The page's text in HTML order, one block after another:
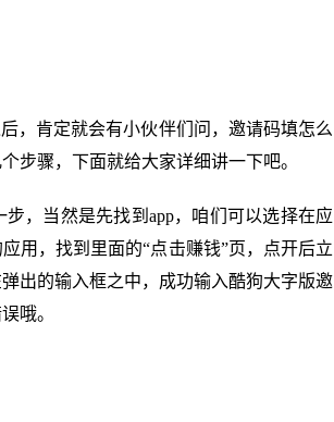
，肯定就会有小伙伴们问，邀请码填怎么
步骤，下面就给大家详细讲一下吧。
，当然是先找到app，咱们可以选择在应
用，找到里面的“点击赚钱”页，点开后立
出的输入框之中，成功输入酷狗大字版邀
哦。